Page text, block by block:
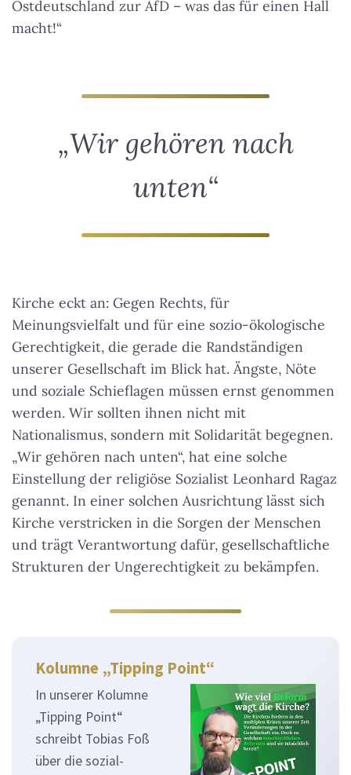
Ostdeutschland zur AfD – was das für einen Hall
macht!“
„Wir gehören nach
unten“
Kirche eckt an: Gegen Rechts, für
Meinungsvielfalt und für eine sozio-ökologische
Gerechtigkeit, die gerade die Randständigen
unserer Gesellschaft im Blick hat. Ängste, Nöte
und soziale Schieflagen müssen ernst genommen
werden. Wir sollten ihnen nicht mit
Nationalismus, sondern mit Solidarität begegnen.
„Wir gehören nach unten“, hat eine solche
Einstellung der religiöse Sozialist Leonhard Ragaz
genannt. In einer solchen Ausrichtung lässt sich
Kirche verstricken in die Sorgen der Menschen
und trägt Verantwortung dafür, gesellschaftliche
Strukturen der Ungerechtigkeit zu bekämpfen.
Kolumne „Tipping Point“
In unserer Kolumne
„Tipping Point“
schreibt Tobias Foß
über die sozial-